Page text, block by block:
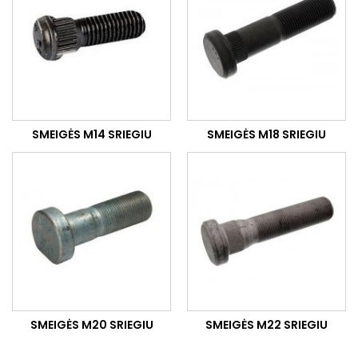
SMEIGĖS M14 SRIEGIU SMEIGĖS M18 SRIEGIU
SMEIGĖS M20 SRIEGIU SMEIGĖS M22 SRIEGIU